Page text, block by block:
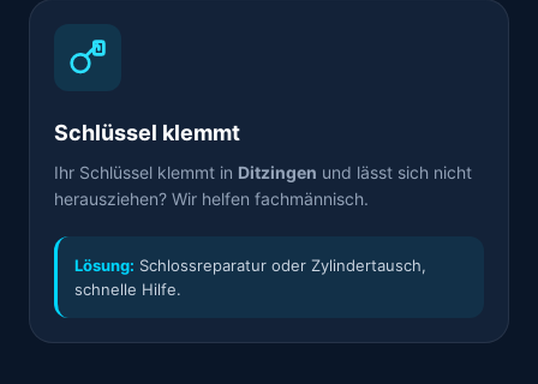
Schlüssel klemmt
Ihr Schlüssel klemmt in Ditzingen und lässt sich nicht
herausziehen? Wir helfen fachmännisch.
Lösung: Schlossreparatur oder Zylindertausch,
schnelle Hilfe.